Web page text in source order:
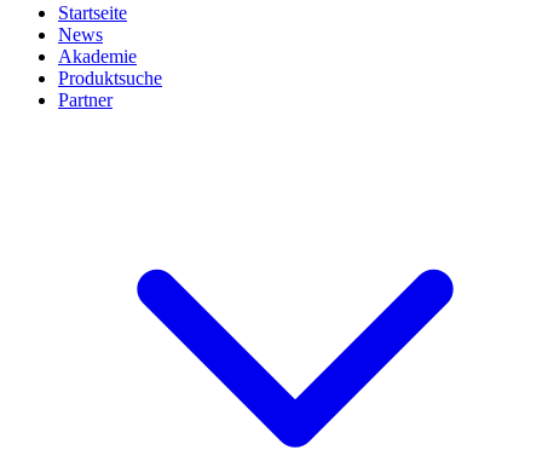
Startseite
News
Akademie
Produktsuche
Partner